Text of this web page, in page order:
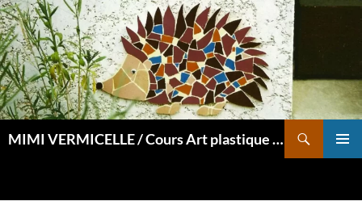
Aller
au
contenu
MIMI VERMICELLE / Cours Art plastique et mosaïque